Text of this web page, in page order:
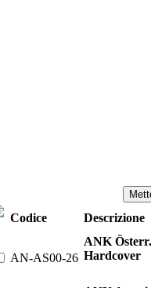
Codice Descrizione
AN-AS00-26
ANK
Hardcover